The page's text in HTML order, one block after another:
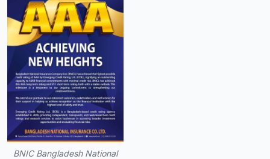
BNIC Bangladesh National